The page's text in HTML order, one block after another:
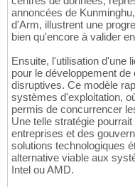
annoncées de
d'Arm, illustrent une
bien qu'encore à valider
Ensuite, l'utilisation d'une
pour le développement
disruptives. Ce modèle
systèmes d'exploitation,
permis de concurrencer
Une telle stratégie
entreprises et des
solutions technologiques
alternative viable aux
Intel ou AMD.